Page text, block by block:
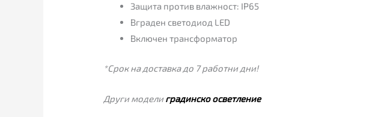
Защита против влажност: IP65
Вграден светодиод LED
Включен трансформатор
*Срок на доставка до 7 работни дни!
Други моделиградинско осветление